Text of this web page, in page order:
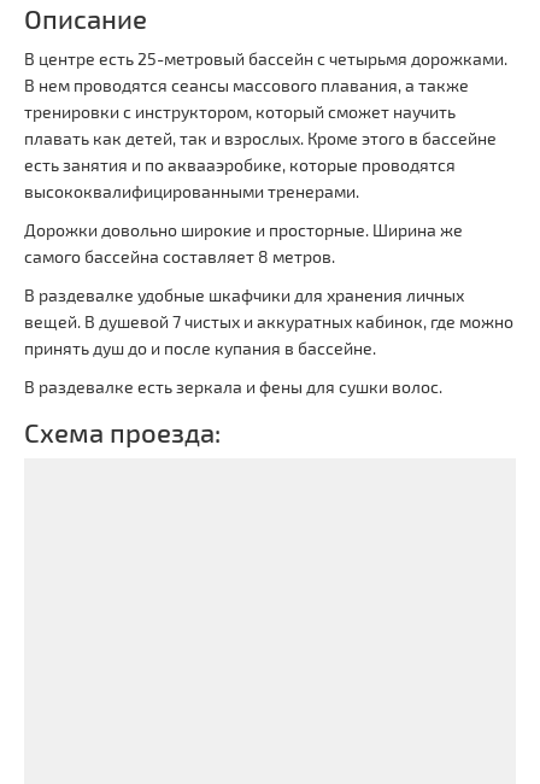
Описание
В центре есть 25-метровый бассейн с четырьмя дорожками.
В нем проводятся сеансы массового плавания, а также
тренировки с инструктором, который сможет научить
плавать как детей, так и взрослых. Кроме этого в бассейне
есть занятия и по аквааэробике, которые проводятся
высококвалифицированными тренерами.
Дорожки довольно широкие и просторные. Ширина же
самого бассейна составляет 8 метров.
В раздевалке удобные шкафчики для хранения личных
вещей. В душевой 7 чистых и аккуратных кабинок, где можно
принять душ до и после купания в бассейне.
В раздевалке есть зеркала и фены для сушки волос.
Схема проезда: